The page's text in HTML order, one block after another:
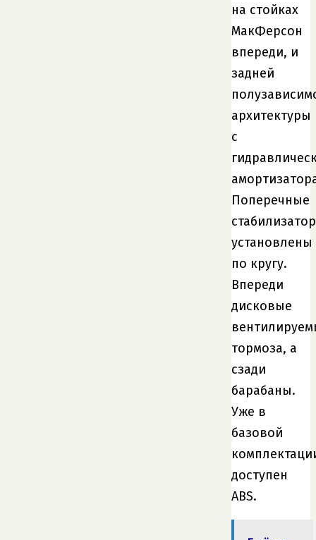
на стойках
МакФерсон
впереди, и
задней
архитектуры
с
Поперечные
установлены
по кругу.
Впереди
дисковые
тормоза, а
сзади
барабаны.
Уже в
базовой
доступен
ABS.